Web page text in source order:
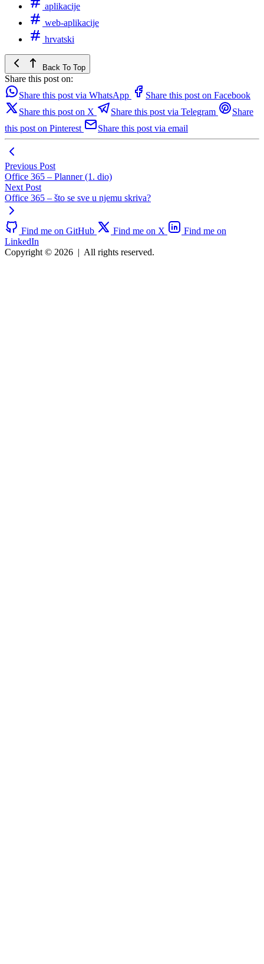
aplikacije
web-aplikacije
hrvatski
Back To Top
Share this post on:
Share this post via WhatsApp
Share this post on Facebook
Share this post on X
Share this post via Telegram
Share
this post on Pinterest
Share this post via email
Previous Post
Office 365 – Planner (1. dio)
Next Post
Office 365 – što se sve u njemu skriva?
Find me on GitHub Find me on X
Find me on
LinkedIn
Copyright © 2026 | All rights reserved.